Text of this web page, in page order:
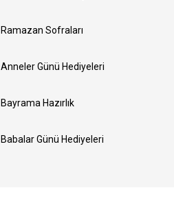
Ramazan Sofraları
Anneler Günü Hediyeleri
Bayrama Hazırlık
Babalar Günü Hediyeleri